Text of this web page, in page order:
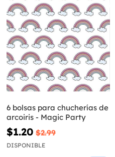
6 bolsas para chucherías de
arcoiris - Magic Party
$1.20 $2.99
DISPONIBLE